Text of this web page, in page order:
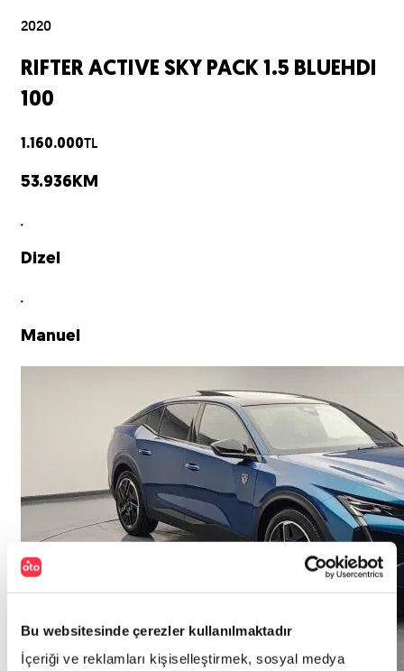
Bu websitesinde çerezler kullanılmaktadır
İçeriği ve reklamları kişiselleştirmek, sosyal medya
2020
RIFTER ACTIVE SKY PACK 1.5 BLUEHDI
100
1.160.000TL
53.936KM
Dizel
Manuel